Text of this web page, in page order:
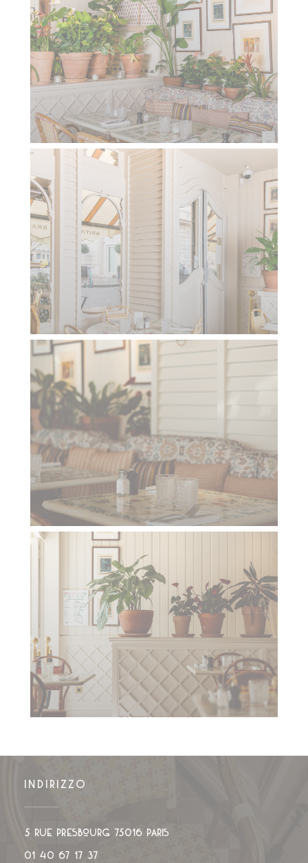
INDIRIZZO
5 rue Presbourg 75016 PARIS((apre una nuova finestra))
01 40 67 17 37